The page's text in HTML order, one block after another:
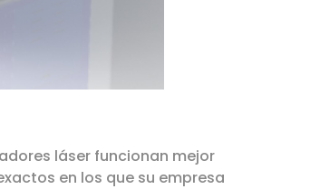
láser funcionan mejor
en los que su empresa